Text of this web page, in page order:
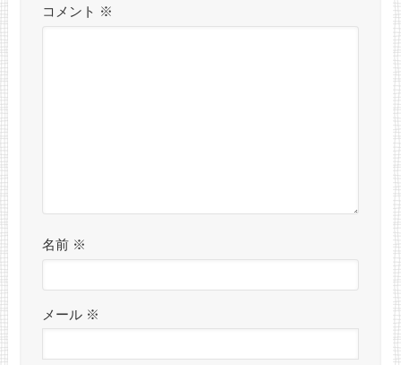
コメント ※
名前 ※
メール ※